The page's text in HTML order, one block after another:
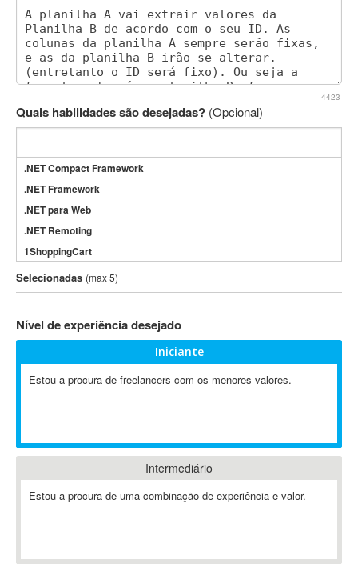
4423
Quais habilidades são desejadas? (Opcional)
.NET Compact Framework
.NET Framework
.NET para Web
.NET Remoting
1ShoppingCart
3DS Max
3GSM
802.11
A-GPS
ABAP
Abaqus
ABBYY FineReader
Ableton
Selecionadas (max 5)
Nível de experiência desejado
Iniciante
Estou a procura de freelancers com os menores valores.
Intermediário
Estou a procura de uma combinação de experiência e valor.